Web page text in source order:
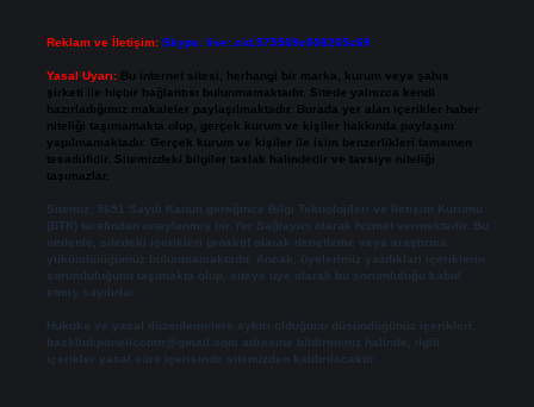
Reklam ve İletişim: Skype: live:.cid.575569c608265c69
Yasal Uyarı: Bu internet sitesi, herhangi bir marka, kurum veya şahıs
şirketi ile hiçbir bağlantısı bulunmamaktadır. Sitede yalnızca kendi
hazırladığımız makaleler paylaşılmaktadır. Burada yer alan içerikler haber
niteliği taşımamakta olup, gerçek kurum ve kişiler hakkında paylaşım
yapılmamaktadır. Gerçek kurum ve kişiler ile isim benzerlikleri tamamen
tesadüfidir. Sitemizdeki bilgiler taslak halindedir ve tavsiye niteliği
taşımazlar.
Sitemiz, 5651 Sayılı Kanun gereğince Bilgi Teknolojileri ve İletişim Kurumu
(BTK) tarafından onaylanmış bir Yer Sağlayıcı olarak hizmet vermektedir. Bu
nedenle, sitedeki içerikleri proaktif olarak denetleme veya araştırma
yükümlülüğümüz bulunmamaktadır. Ancak, üyelerimiz yazdıkları içeriklerin
sorumluluğunu taşımakta olup, siteye üye olarak bu sorumluluğu kabul
etmiş sayılırlar.
Hukuka ve yasal düzenlemelere aykırı olduğunu düşündüğünüz içerikleri,
backlinkpanelicomtr@gmail.com adresine bildirmeniz halinde, ilgili
içerikler yasal süre içerisinde sitemizden kaldırılacaktır.